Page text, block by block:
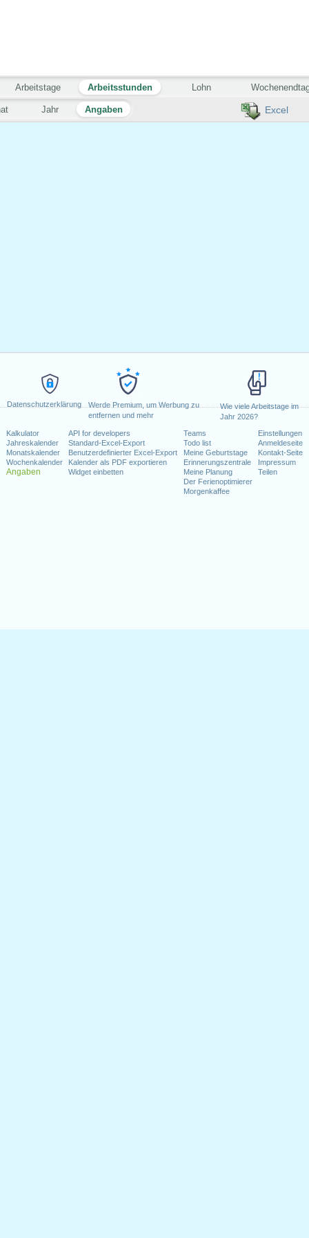
Datenschutzerklärung
Werde Premium, um Werbung zu
entfernen und mehr
Wie viele Arbeitstage im
Jahr 2026?
Kalkulator
Jahreskalender
Monatskalender
Wochenkalender
Angaben
API for developers
Standard-Excel-Export
Benutzerdefinierter Excel-Export
Kalender als PDF exportieren
Widget einbetten
Teams
Todo list
Meine Geburtstage
Erinnerungszentrale
Meine Planung
Der Ferienoptimierer
Morgenkaffee
Einstellungen
Anmeldeseite
Kontakt-Seite
Impressum
Teilen
Excel
Jahr Angaben
Arbeitstage Arbeitsstunden Lohn